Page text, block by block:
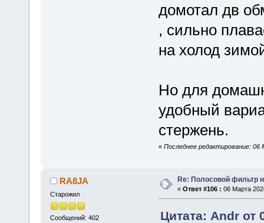
домотал дв
, сильно
на холод
Но для
удобный
стержень.
« Последнее редактирование:
RA8JA
Старожил
Сообщений: 402
Re: Полосовой фильтр
« Ответ #106 : 06 Марта
Цитата: Andr от